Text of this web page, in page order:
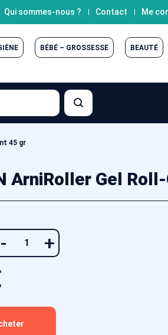
Qui sommes-nous ? Contact Me
BÉBÉ – GROSSESSE BEAUTÉ
45 gr
ArniRoller Gel
- +